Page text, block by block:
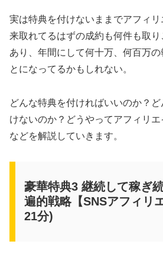
実は特典を付けないままでアフィ
来取れてるはずの成約も何件も取
あり、年間にして何十万、何百万
とになってるかもしれない。
どんな特典を付ければいいのか？
けないのか？どうやってアフィリ
などを解説していきます。
豪華特典3 継続して稼ぎ
遍的戦略【SNSアフィリ
21分)